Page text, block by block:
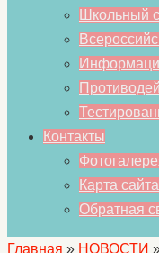
Школьный
Контакты
Карта сайта
Обратная
Главная » НОВОСТИ